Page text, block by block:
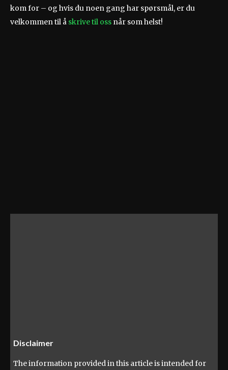
kom for – og hvis du noen gang har spørsmål, er du
velkommen til å skrive til oss når som helst!
Disclaimer
The information provided in this article is intended for